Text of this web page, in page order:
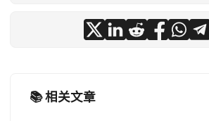
📚 相关文章